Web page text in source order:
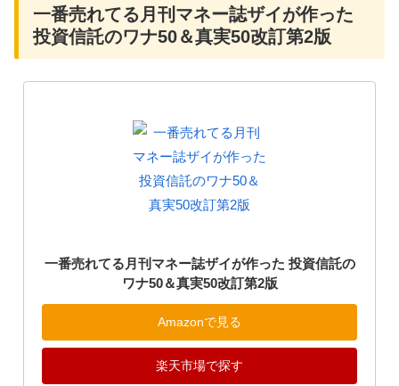
一番売れてる月刊マネー誌ザイが作った
投資信託のワナ50＆真実50改訂第2版
一番売れてる月刊マネー誌ザイが作った 投資信託の
ワナ50＆真実50改訂第2版
Amazonで見る
楽天市場で探す